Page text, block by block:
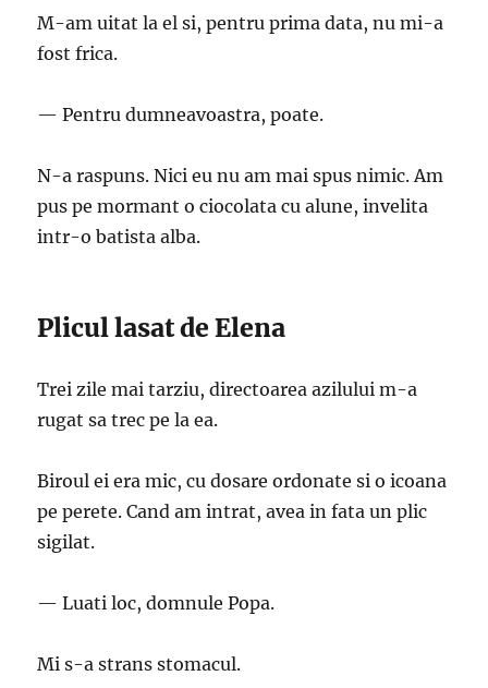
M-am uitat la el si, pentru prima data, nu mi-a
fost frica.
— Pentru dumneavoastra, poate.
N-a raspuns. Nici eu nu am mai spus nimic. Am
pus pe mormant o ciocolata cu alune, invelita
intr-o batista alba.
Plicul lasat de Elena
Trei zile mai tarziu, directoarea azilului m-a
rugat sa trec pe la ea.
Biroul ei era mic, cu dosare ordonate si o icoana
pe perete. Cand am intrat, avea in fata un plic
sigilat.
— Luati loc, domnule Popa.
Mi s-a strans stomacul.